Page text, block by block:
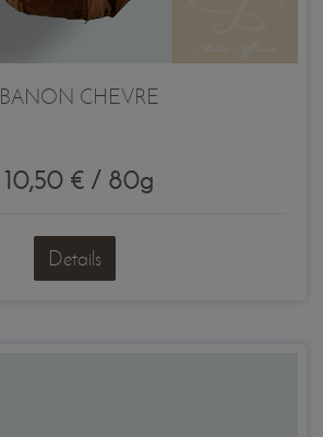
BANON CHEVRE
10,50 € / 80g
Details